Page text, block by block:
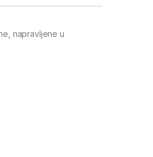
napravljene u